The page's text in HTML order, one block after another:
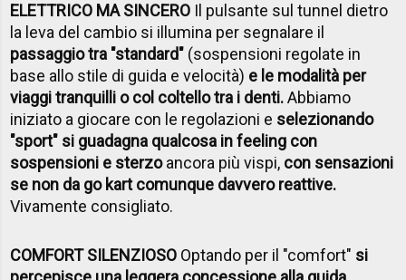
ELETTRICO MA SINCERO Il pulsante sul tunnel dietro
la leva del cambio si illumina per segnalare il
passaggio tra "standard" (sospensioni regolate in
base allo stile di guida e velocità) e le modalità per
viaggi tranquilli o col coltello tra i denti.Abbiamo
iniziato a giocare con le regolazioni e selezionando
"sport" si guadagna qualcosa in feeling con
sospensioni e sterzoancora più vispi, con sensazioni
se non da go kart comunque davvero reattive.
Vivamente consigliato.
COMFORT SILENZIOSO Optando per il "comfort" si